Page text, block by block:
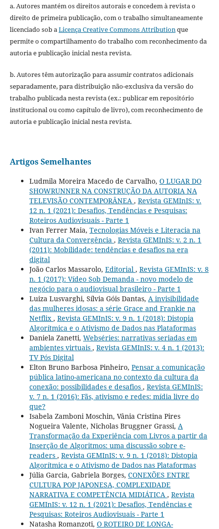
a. Autores mantém os direitos autorais e concedem à revista o
direito de primeira publicação, com o trabalho simultaneamente
licenciado sob aLicença Creative Commons Attributionque
permite o compartilhamento do trabalho com reconhecimento da
autoria e publicação inicial nesta revista.
b. Autores têm autorização para assumir contratos adicionais
separadamente, para distribuição não-exclusiva da versão do
trabalho publicada nesta revista (ex.: publicar em repositório
institucional ou como capítulo de livro), com reconhecimento de
autoria e publicação inicial nesta revista.
Artigos Semelhantes
Ludmila Moreira Macedo de Carvalho, O LUGAR DO
SHOWRUNNER NA CONSTRUÇÃO DA AUTORIA NA
TELEVISÃO CONTEMPORÂNEA , Revista GEMInIS: v.
12 n. 1 (2021): Desafios, Tendências e Pesquisas:
Roteiros Audiovisuais - Parte 1
Ivan Ferrer Maia, Tecnologias Móveis e Literacia na
Cultura da Convergência , Revista GEMInIS: v. 2 n. 1
(2011): Mobilidade: tendências e desafios na era
digital
João Carlos Massarolo, Editorial , Revista GEMInIS: v. 8
n. 1 (2017): Vídeo Sob Demanda - novo modelo de
negócio para o audiovisual brasileiro - Parte 1
Luiza Lusvarghi, Sílvia Góis Dantas, A invisibilidade
das mulheres idosas: a série Grace and Frankie na
Netflix , Revista GEMInIS: v. 9 n. 1 (2018): Distopia
Algorítmica e o Ativismo de Dados nas Plataformas
Daniela Zanetti, Webséries: narrativas seriadas em
ambientes virtuais , Revista GEMInIS: v. 4 n. 1 (2013):
TV Pós Digital
Elton Bruno Barbosa Pinheiro, Pensar a comunicação
pública latino-americana no contexto da cultura da
conexão: possibilidades e desafios , Revista GEMInIS:
v. 7 n. 1 (2016): Fãs, ativismo e redes: mídia livre do
que?
Isabela Zamboni Moschin, Vânia Cristina Pires
Nogueira Valente, Nicholas Bruggner Grassi, A
Transformação da Experiência com Livros a partir da
Inserção de Algoritmos: uma discussão sobre e-
readers , Revista GEMInIS: v. 9 n. 1 (2018): Distopia
Algorítmica e o Ativismo de Dados nas Plataformas
Júlia Garcia, Gabriela Borges, CONEXÕES ENTRE
CULTURA POP JAPONESA, COMPLEXIDADE
NARRATIVA E COMPETÊNCIA MIDIÁTICA , Revista
GEMInIS: v. 12 n. 1 (2021): Desafios, Tendências e
Pesquisas: Roteiros Audiovisuais - Parte 1
Natasha Romanzoti, O ROTEIRO DE LONGA-